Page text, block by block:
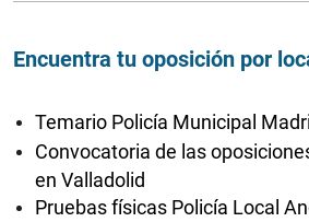
Encuentra tu oposición por
Temario Policía Municipal
Convocatoria de las
en Valladolid
Pruebas físicas Policía Local